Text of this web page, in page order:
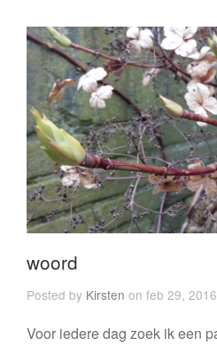
woord
Posted by Kirsten on feb 29,
Voor iedere dag zoek ik een